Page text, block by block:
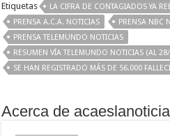
Etiquetas
LA CIFRA DE CONTAGIADOS YA
PRENSA A.C.A. NOTICIAS
PRENSA NBC
PRENSA TELEMUNDO NOTICIAS
RESUMEN VÍA TELEMUNDO NOTICIAS (AL
SE HAN REGISTRADO MÁS DE 56.000
Acerca de acaeslanoticia